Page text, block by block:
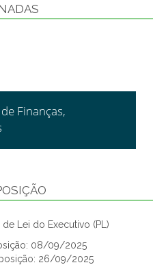
Finanças,
de Lei do Executivo (PL)
08/09/2025
26/09/2025